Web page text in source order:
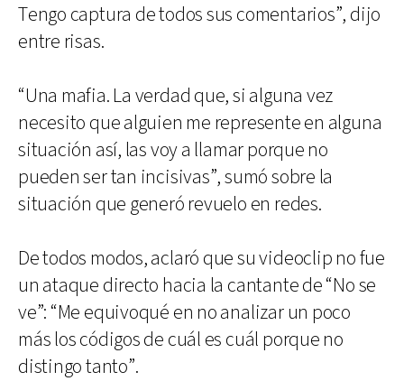
Tengo captura de todos sus comentarios”, dijo
entre risas.
“Una mafia. La verdad que, si alguna vez
necesito que alguien me represente en alguna
situación así, las voy a llamar porque no
pueden ser tan incisivas”, sumó sobre la
situación que generó revuelo en redes.
De todos modos, aclaró que su videoclip no fue
un ataque directo hacia la cantante de “No se
ve”: “Me equivoqué en no analizar un poco
más los códigos de cuál es cuál porque no
distingo tanto”.